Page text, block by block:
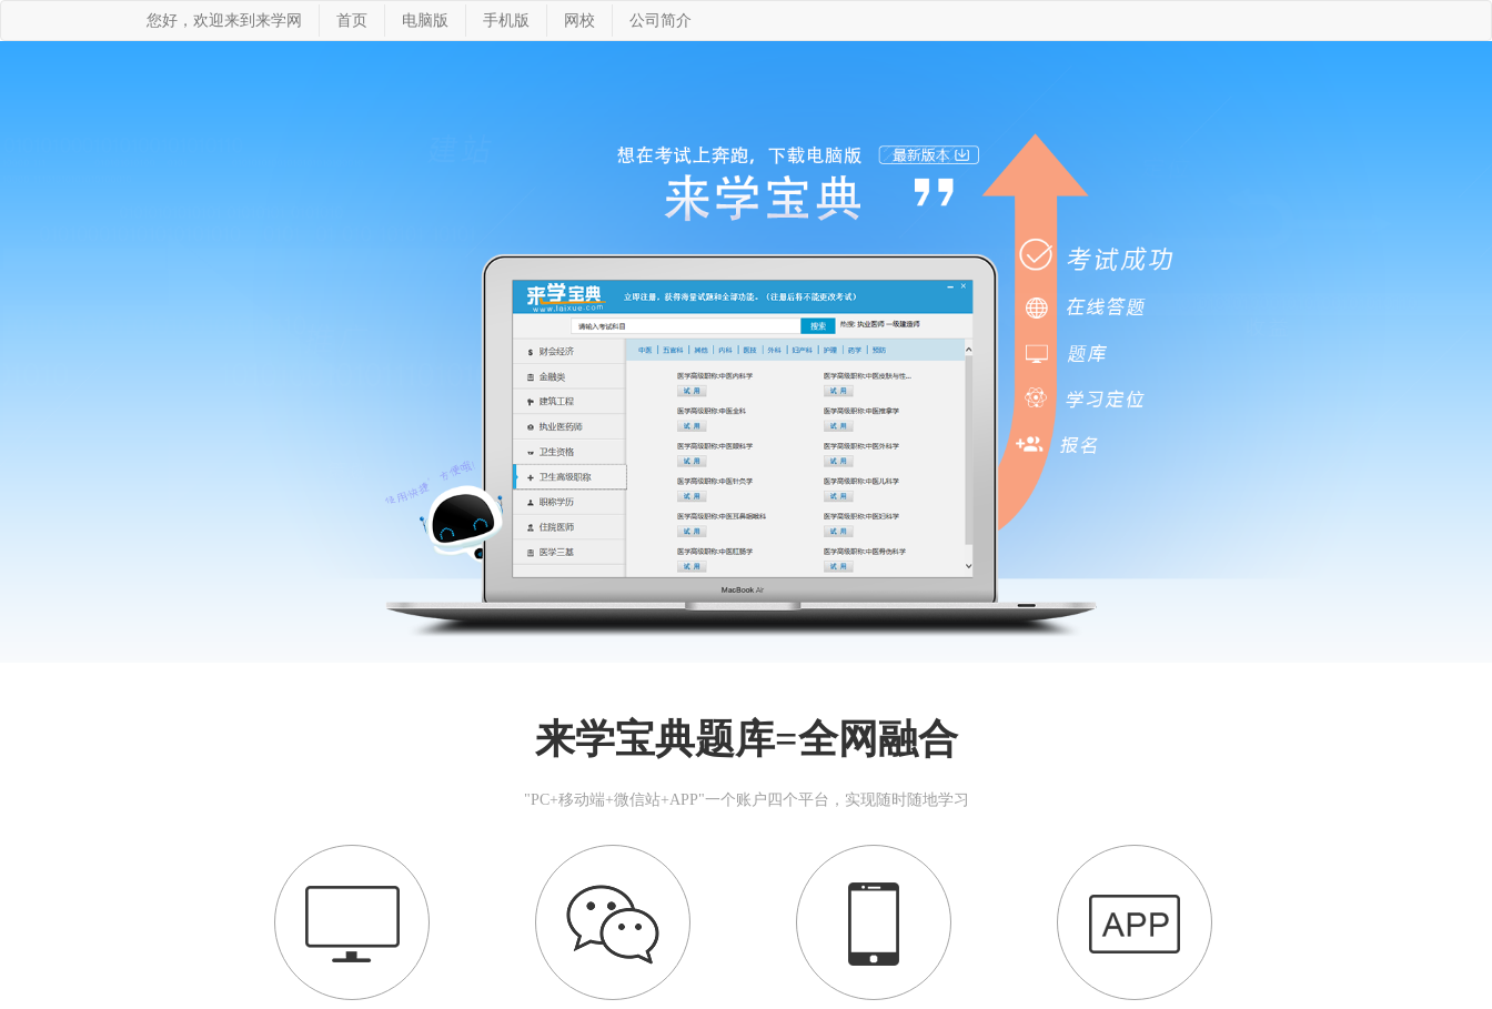
您好，欢迎来到来学网 首页 电脑版 手机版 网校 公司简介
来学宝典题库=全网融合
"PC+移动端+微信站+APP"一个账户四个平台，实现随时随地学习